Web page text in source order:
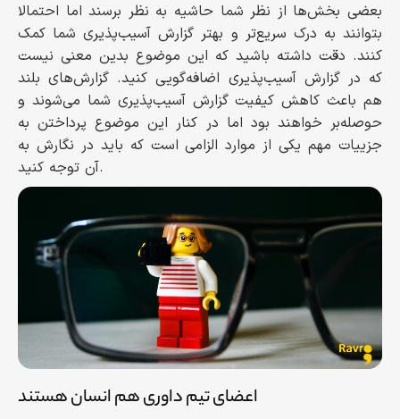
بعضی بخش‌ها از نظر شما حاشیه به نظر برسند اما احتمالا
بتوانند به درک سریع‌تر و بهتر گزارش آسیب‌پذیری شما کمک
کنند. دقت داشته باشید که این موضوع بدین معنی نیست
که در گزارش آسیب‌پذیری اضافه‌گویی کنید. گزارش‌های بلند
هم باعث کاهش کیفیت گزارش آسیب‌پذیری شما می‌شوند و
حوصله‌بر خواهند بود اما در کنار این موضوع پرداختن به
جزییات مهم یکی از موارد الزامی است که باید در نگارش به
آن توجه کنید.
اعضای تیم داوری هم انسان هستند